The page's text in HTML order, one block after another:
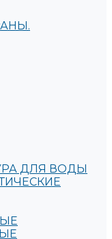
ДЛЯ ВОДЫ